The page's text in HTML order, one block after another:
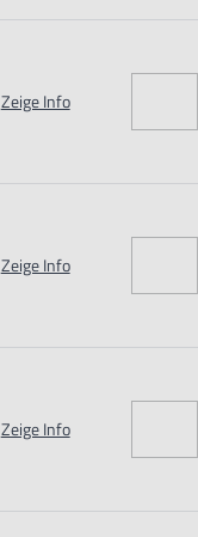
Zeige Info
Zeige Info
Zeige Info